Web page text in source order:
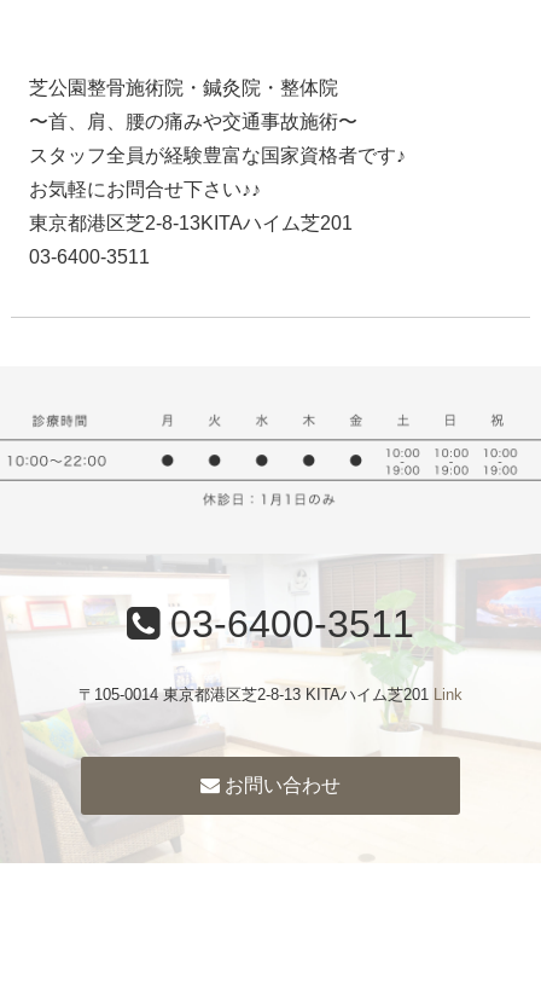
芝公園整骨施術院・鍼灸院・整体院
〜首、肩、腰の痛みや交通事故施術〜
スタッフ全員が経験豊富な国家資格者です♪
お気軽にお問合せ下さい♪♪
東京都港区芝2-8-13KITAハイム芝201
03-6400-3511
03-6400-3511
〒105-0014 東京都港区芝2-8-13 KITAハイム芝201 Link
お問い合わせ